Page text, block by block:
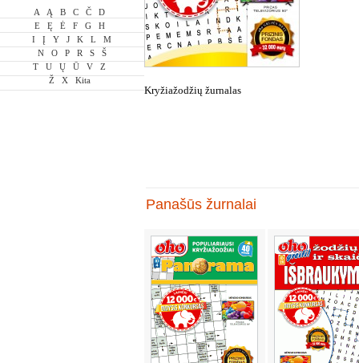
A Ą B C Č
D
E
Ę Ė F G
H
I
Į Y J K L
M
N
O P R S
Š
T
U Ų Ū V
Z
Ž
X Kita
Kryžiažodžių žurnalas
Panašūs žurnalai